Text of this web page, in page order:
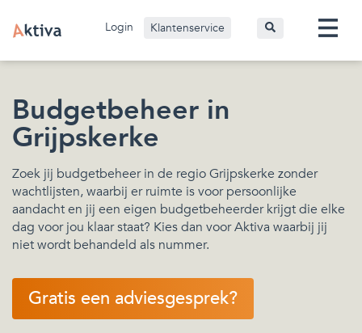
Login Klantenservice
Budgetbeheer in
Grijpskerke
Zoek jij budgetbeheer in de regio Grijpskerke zonder
wachtlijsten, waarbij er ruimte is voor persoonlijke
aandacht en jij een eigen budgetbeheerder krijgt die elke
dag voor jou klaar staat? Kies dan voor Aktiva waarbij jij
niet wordt behandeld als nummer.
Gratis een adviesgesprek?